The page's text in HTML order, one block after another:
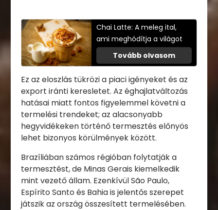
Chai Latte: A meleg ital,
ami meghódítja a világot
Tovább olvasom
Ez az eloszlás tükrözi a piaci igényeket és az
export iránti keresletet. Az éghajlatváltozás
hatásai miatt fontos figyelemmel követni a
termelési trendeket; az alacsonyabb
hegyvidékeken történő termesztés előnyös
lehet bizonyos körülmények között.
Brazíliában számos régióban folytatják a
termesztést, de Minas Gerais kiemelkedik
mint vezető állam. Ezenkívül São Paulo,
Espírito Santo és Bahia is jelentős szerepet
játszik az ország összesített termelésében.